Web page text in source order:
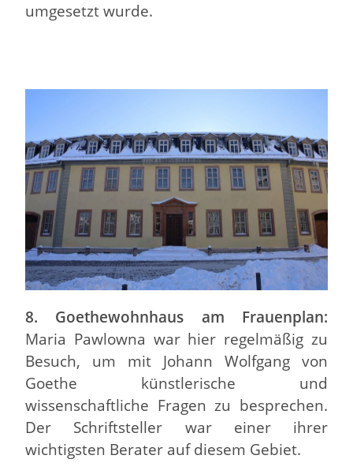
umgesetzt wurde.
8. Goethewohnhaus am Frauenplan:
Maria Pawlowna war hier regelmäßig zu
Besuch, um mit Johann Wolfgang von
Goethe künstlerische und
wissenschaftliche Fragen zu besprechen.
Der Schriftsteller war einer ihrer
wichtigsten Berater auf diesem Gebiet.